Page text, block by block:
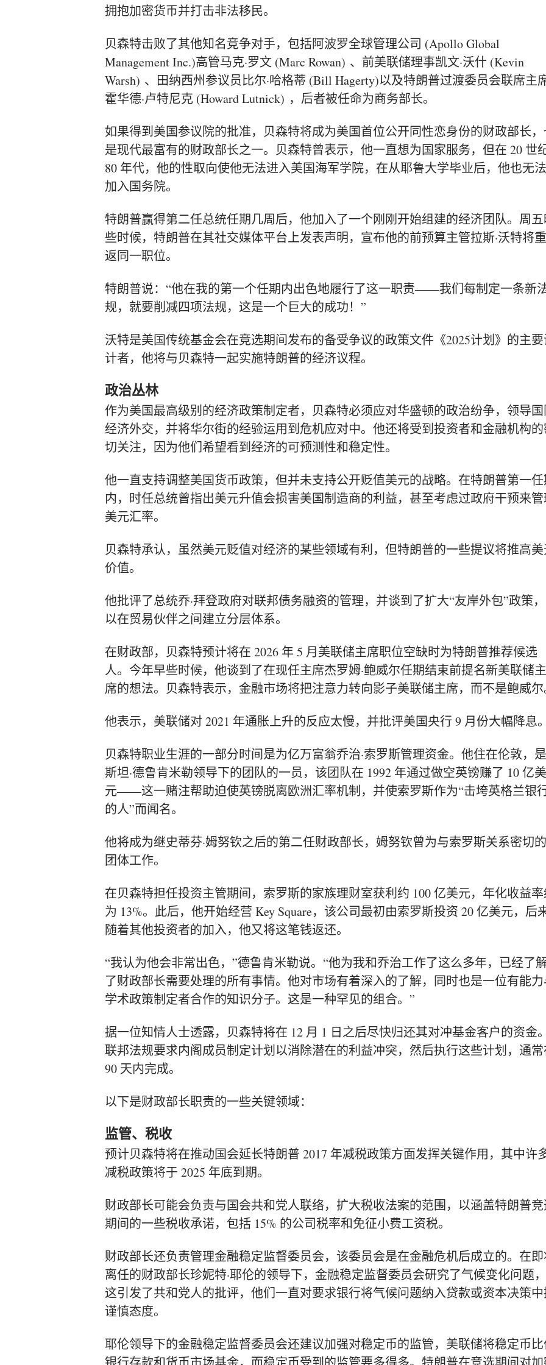
拥抱加密货币并打击非法移民。
贝森特击败了其他知名竞争对手，包括阿波罗全球管理公司 (Apollo Global
Management Inc.)高管马克·罗文 (Marc Rowan) 、前美联储理事凯文·沃什 (Kevin
Warsh) 、田纳西州参议员比尔·哈格蒂 (Bill Hagerty)以及特朗普过渡委员会联席主
霍华德·卢特尼克 (Howard Lutnick) ，后者被任命为商务部长。
如果得到美国参议院的批准，贝森特将成为美国首位公开同性恋身份的财政部长
是现代最富有的财政部长之一。贝森特曾表示，他一直想为国家服务，但在 20 世
80 年代，他的性取向使他无法进入美国海军学院，在从耶鲁大学毕业后，他也无法
加入国务院。
特朗普赢得第二任总统任期几周后，他加入了一个刚刚开始组建的经济团队。周
些时候，特朗普在其社交媒体平台上发表声明，宣布他的前预算主管拉斯·沃特将重
返同一职位。
特朗普说：“他在我的第一个任期内出色地履行了这一职责——我们每制定一条新
规，就要削减四项法规，这是一个巨大的成功！”
沃特是美国传统基金会在竞选期间发布的备受争议的政策文件《2025计划》 的主
计者，他将与贝森特一起实施特朗普的经济议程。
政治丛林
作为美国最高级别的经济政策制定者，贝森特必须应对华盛顿的政治纷争，领导
经济外交，并将华尔街的经验运用到危机应对中。他还将受到投资者和金融机构
切关注，因为他们希望看到经济的可预测性和稳定性。
他一直支持调整美国货币政策，但并未支持公开贬值美元的战略。在特朗普第一
内，时任总统曾指出美元升值会损害美国制造商的利益，甚至考虑过政府干预来
美元汇率。
贝森特承认，虽然美元贬值对经济的某些领域有利，但特朗普的一些提议将推高
价值。
他批评了总统乔·拜登政府对联邦债务融资的管理，并谈到了扩大“友岸外包”政策，
以在贸易伙伴之间建立分层体系。
在财政部，贝森特预计将在 2026 年 5 月美联储主席职位空缺时为特朗普推荐候选
人。今年早些时候，他谈到了在现任主席杰罗姆·鲍威尔任期结束前提名新美联储主
席的想法。贝森特表示，金融市场将把注意力转向影子美联储主席，而不是鲍威
他表示，美联储对 2021 年通胀上升的反应太慢，并批评美国央行 9 月份大幅降息
贝森特职业生涯的一部分时间是为亿万富翁乔治·索罗斯管理资金。 他住在伦敦，是
斯坦·德鲁肯米勒领导下的团队的一员，该团队在 1992 年通过做空英镑赚了 10 亿美
元——这一赌注帮助迫使英镑脱离欧洲汇率机制，并使索罗斯作为“击垮英格兰银
的人”而闻名。
他将成为继史蒂芬·姆努钦之后的第二任财政部长， 姆努钦曾为与索罗斯关系密切的
团体工作。
在贝森特担任投资主管期间，索罗斯的家族理财室获利约 100 亿美元，年化收益
为 13%。此后，他开始经营 Key Square，该公司最初由索罗斯投资 20 亿美元，后
随着其他投资者的加入，他又将这笔钱返还。
“我认为他会非常出色，”德鲁肯米勒说。“他为我和乔治工作了这么多年，已经了
了财政部长需要处理的所有事情。他对市场有着深入的了解，同时也是一位有能
学术政策制定者合作的知识分子。这是一种罕见的组合。”
据一位知情人士透露，贝森特将在 12 月 1 日之后尽快归还其对冲基金客户的资金
联邦法规要求内阁成员制定计划以消除潜在的利益冲突，然后执行这些计划，通
90 天内完成。
以下是财政部长职责的一些关键领域：
监管、税收
预计贝森特将在推动国会延长特朗普 2017 年减税政策方面发挥关键作用，其中许
减税政策将于 2025 年底到期。
财政部长可能会负责与国会共和党人联络，扩大税收法案的范围，以涵盖特朗普
期间的一些税收承诺，包括 15% 的公司税率和免征小费工资税。
财政部长还负责管理金融稳定监督委员会，该委员会是在金融危机后成立的。在
离任的财政部长珍妮特·耶伦的领导下，金融稳定监督委员会研究了气候变化问题，
这引发了共和党人的批评，他们一直对要求银行将气候问题纳入贷款或资本决策
谨慎态度。
耶伦领导下的金融稳定监督委员会还建议加强对稳定币的监管，美联储将稳定币